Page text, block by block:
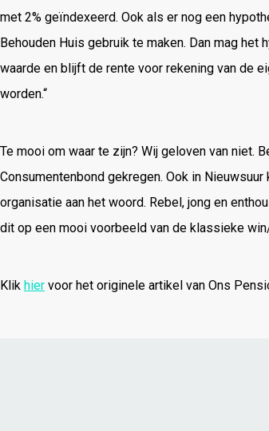
met 2% geïndexeerd. Ook als er nog een
Behouden Huis gebruik te maken. Dan mag
waarde en blijft de rente voor rekening van de
worden.“
Te mooi om waar te zijn? Wij geloven van niet.
Consumentenbond gekregen. Ook in
organisatie aan het woord. Rebel, jong en
dit op een mooi voorbeeld van de klassieke
Klik hier voor het originele artikel van Ons